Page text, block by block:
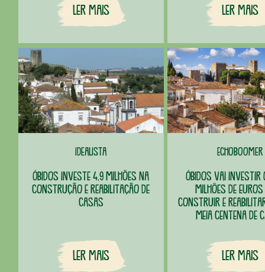
Ler Mais Ler Mais
Idealista
Óbidos investe 4,9 milhões na
construção e reabilitação de
casas
Ler Mais
Echoboomer
Óbidos vai investir
milhões de
construir e
meia centena de
Ler Mais